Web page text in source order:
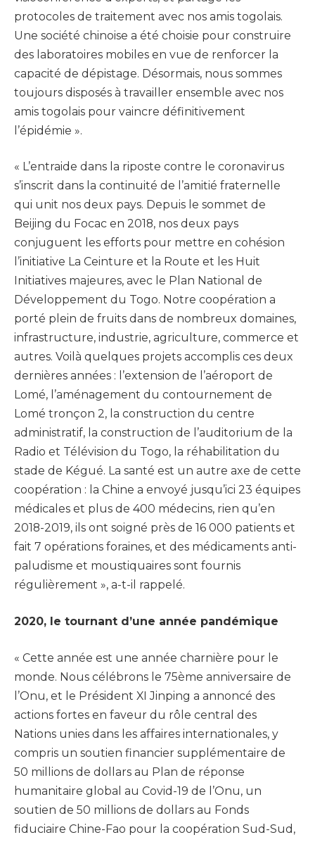
protocoles de traitement avec nos amis togolais.
Une société chinoise a été choisie pour construire
des laboratoires mobiles en vue de renforcer la
capacité de dépistage. Désormais, nous sommes
toujours disposés à travailler ensemble avec nos
amis togolais pour vaincre définitivement
l’épidémie ».
« L’entraide dans la riposte contre le coronavirus
s’inscrit dans la continuité de l’amitié fraternelle
qui unit nos deux pays. Depuis le sommet de
Beijing du Focac en 2018, nos deux pays
conjuguent les efforts pour mettre en cohésion
l’initiative La Ceinture et la Route et les Huit
Initiatives majeures, avec le Plan National de
Développement du Togo. Notre coopération a
porté plein de fruits dans de nombreux domaines,
infrastructure, industrie, agriculture, commerce et
autres. Voilà quelques projets accomplis ces deux
dernières années : l’extension de l’aéroport de
Lomé, l’aménagement du contournement de
Lomé tronçon 2, la construction du centre
administratif, la construction de l’auditorium de la
Radio et Télévision du Togo, la réhabilitation du
stade de Kégué. La santé est un autre axe de cette
coopération : la Chine a envoyé jusqu’ici 23 équipes
médicales et plus de 400 médecins, rien qu’en
2018-2019, ils ont soigné près de 16 000 patients et
fait 7 opérations foraines, et des médicaments anti-
paludisme et moustiquaires sont fournis
régulièrement », a-t-il rappelé.
2020, le tournant d’une année pandémique
« Cette année est une année charnière pour le
monde. Nous célébrons le 75ème anniversaire de
l’Onu, et le Président XI Jinping a annoncé des
actions fortes en faveur du rôle central des
Nations unies dans les affaires internationales, y
compris un soutien financier supplémentaire de
50 millions de dollars au Plan de réponse
humanitaire global au Covid-19 de l’Onu, un
soutien de 50 millions de dollars au Fonds
fiduciaire Chine-Fao pour la coopération Sud-Sud,